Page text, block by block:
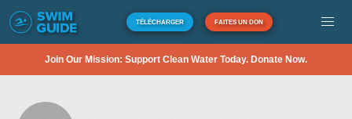
TÉLÉCHARGER FAITES UN DON
Join Our Mission: Support Clean Water Today. Donate Now.